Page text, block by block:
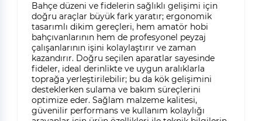
Bahçe düzeni ve fidelerin sağlıklı gelişimi için
doğru araçlar büyük fark yaratır; ergonomik
tasarımlı dikim gereçleri, hem amatör hobi
bahçıvanlarının hem de profesyonel peyzaj
çalışanlarının işini kolaylaştırır ve zaman
kazandırır. Doğru seçilen aparatlar sayesinde
fideler, ideal derinlikte ve uygun aralıklarla
toprağa yerleştirilebilir; bu da kök gelişimini
desteklerken sulama ve bakım süreçlerini
optimize eder. Sağlam malzeme kalitesi,
güvenilir performans ve kullanım kolaylığı